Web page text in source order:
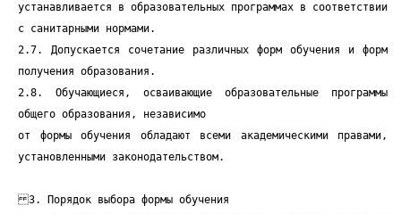
устанавливается в образовательных программах в соответствии
с санитарными нормами.
2.7. Допускается сочетание различных форм обучения и форм
получения образования.
2.8. Обучающиеся, осваивающие образовательные программы
общего образования, независимо
от формы обучения обладают всеми академическими правами,
установленными законодательством.
3. Порядок выбора формы обучения